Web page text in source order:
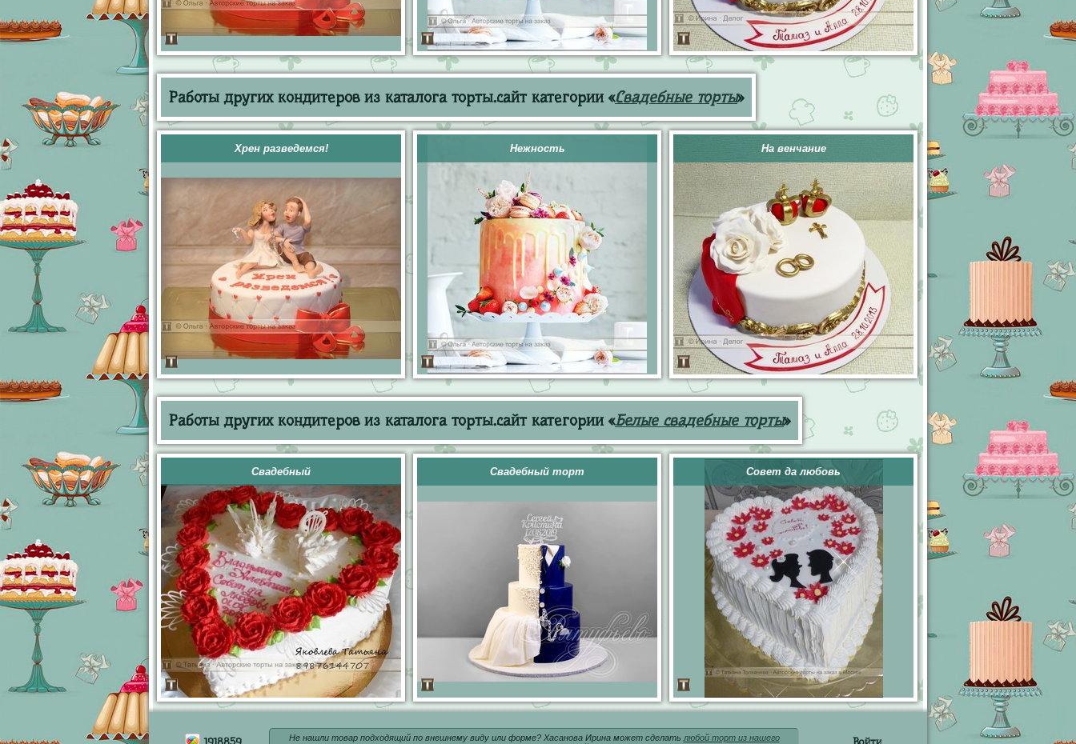
Работы других кондитеров из каталога торты.сайт категории «Свадебные торты»
Хрен разведемся! Нежность На венчание
Работы других кондитеров из каталога торты.сайт категории «Белые свадебные торты»
Свадебный Свадебный торт Совет да любовь
Не нашли товар подходящий по внешнему виду или форме? Хасанова Ирина может сделать любой торт из нашего